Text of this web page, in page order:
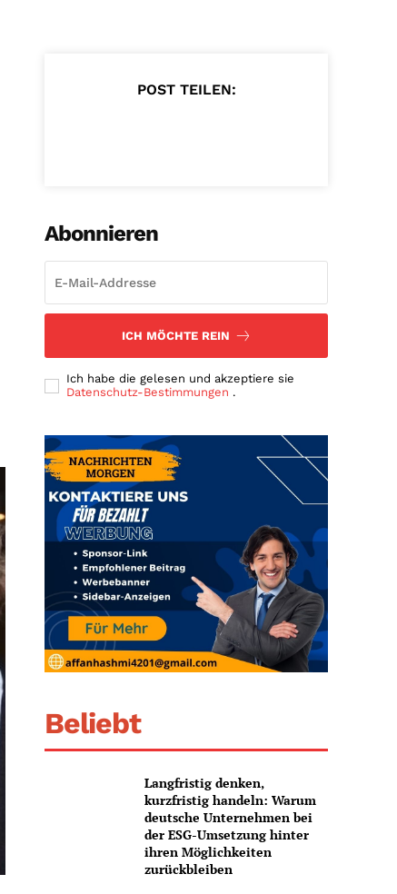
POST TEILEN:
Abonnieren
ICH MÖCHTE REIN
Ich habe die gelesen und akzeptiere sie
Datenschutz-Bestimmungen .
Beliebt
Langfristig denken,
kurzfristig handeln: Warum
deutsche Unternehmen bei
der ESG-Umsetzung hinter
ihren Möglichkeiten
zurückbleiben